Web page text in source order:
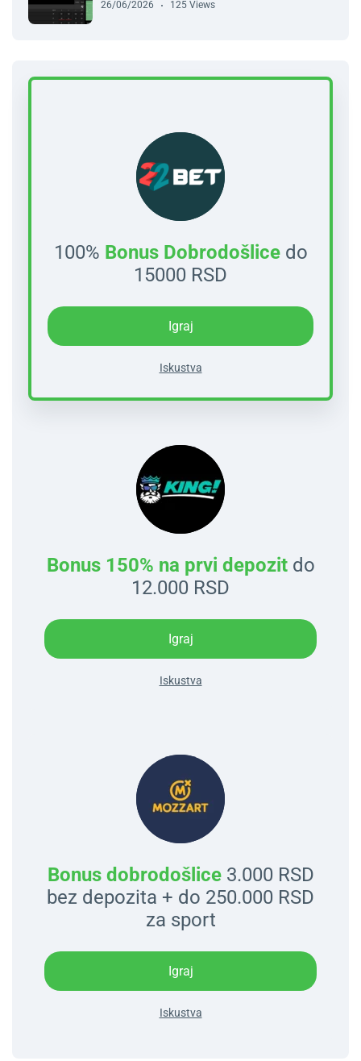
26/06/2026 125 Views
Bonus 150% na prvi depozitdo
12.000 RSD
Igraj
Iskustva
100% Bonus Dobrodošlicedo
15000 RSD
Igraj
Iskustva
Bonus dobrodošlice3.000 RSD
bez depozita + do 250.000 RSD
za sport
Igraj
Iskustva